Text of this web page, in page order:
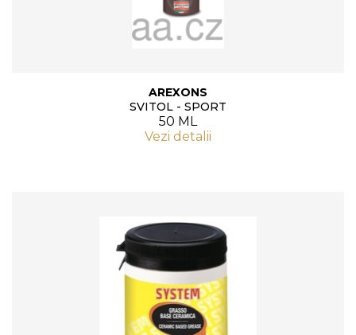
AREXONS
SVITOL - SPORT
50 ML
Vezi detalii